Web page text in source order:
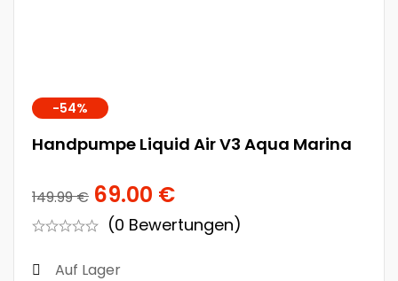
-54%
Handpumpe Liquid Air V3 Aqua Marina
149.99€ 69.00 €
(0 Bewertungen)
Auf Lager